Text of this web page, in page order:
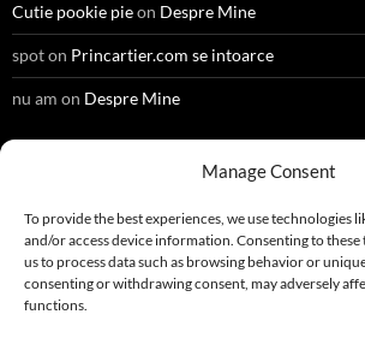
Manage Consent
To provide the best experiences, we use technologies
and/or access device information. Consenting to
us to process data such as browsing behavior or
consenting or withdrawing consent, may adversely
functions.
Cutie pookie pieon Despre Mine
spoton Princartier.com se intoarce
nu am on Despre Mine
Register
Log in